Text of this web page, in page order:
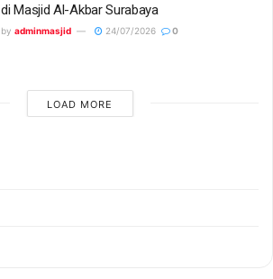
di Masjid Al-Akbar Surabaya
by adminmasjid 24/07/2026 0
LOAD MORE